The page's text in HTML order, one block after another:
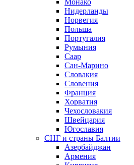
Монако
Нидерланды
Норвегия
Польша
Португалия
Румыния
Саар
Сан-Марино
Словакия
Словения
Франция
Хорватия
Чехословакия
Швейцария
Югославия
СНГ и страны Балтии
Азербайджан
Армения